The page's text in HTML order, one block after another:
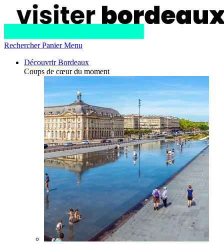
Rechercher Panier Menu
Découvrir Bordeaux
Coups de cœur du moment